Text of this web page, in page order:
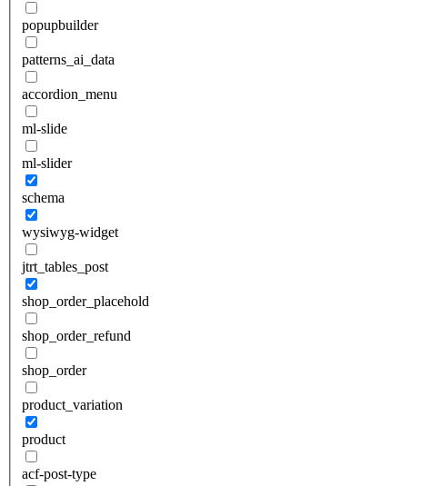
popupbuilder
patterns_ai_data
accordion_menu
ml-slide
ml-slider
schema
wysiwyg-widget
jtrt_tables_post
shop_order_placehold
shop_order_refund
shop_order
product_variation
product
acf-post-type